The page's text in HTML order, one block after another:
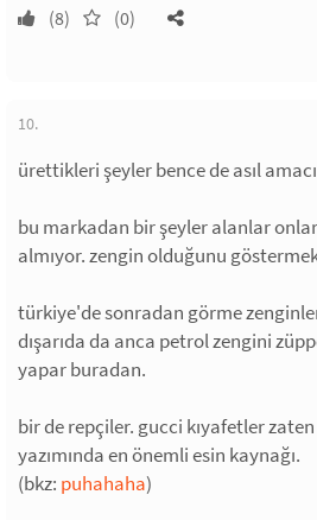
(8) (0)
10.
ürettikleri şeyler bence de asıl
bu markadan bir şeyler alanlar
almıyor. zengin olduğunu
türkiye'de sonradan görme
dışarıda da anca petrol zengini
yapar buradan.
bir de repçiler. gucci kıyafetler
yazımında en önemli esin kaynağı.
(bkz: puhahaha)